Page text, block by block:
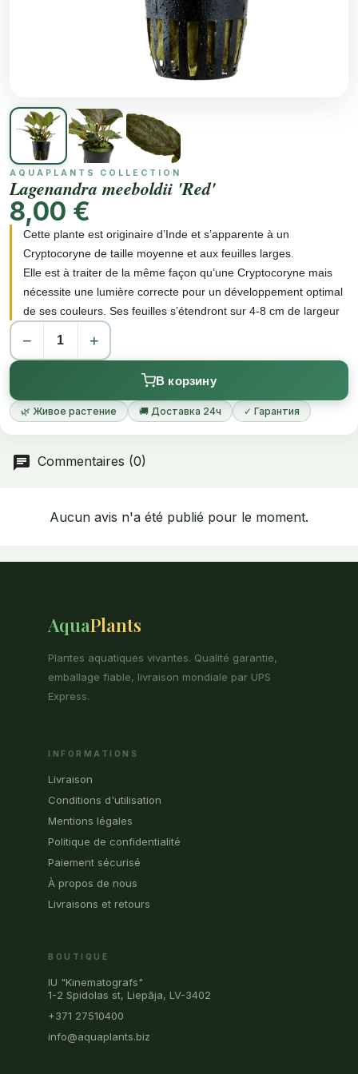
AQUAPLANTS COLLECTION
Lagenandra meeboldii 'Red'
8,00 €
Cette plante est originaire d’Inde et s’apparente à un
Cryptocoryne de taille moyenne et aux feuilles larges.
Elle est à traiter de la même façon qu’une Cryptocoryne mais
nécessite une lumière correcte pour un développement optimal
de ses couleurs. Ses feuilles s’étendront sur 4-8 cm de largeur
et 6-12 cm de longueur, il s’agit donc d’une plante assez
imposante. Les couleurs varieront, souvent sur la même feuille,
Les feuilles les plus récentes sont roses
− +
В корзину
🌿 Живое растение 🚚 Доставка 24ч ✓ Гарантия
Commentaires (0)
Aucun avis n'a été publié pour le moment.
AquaPlants
Plantes aquatiques vivantes. Qualité garantie,
emballage fiable, livraison mondiale par UPS
Express.
INFORMATIONS
Livraison
Conditions d'utilisation
Mentions légales
Politique de confidentialité
Paiement sécurisé
À propos de nous
Livraisons et retours
BOUTIQUE
IU "Kinematografs"
1-2 Spidolas st, Liepāja, LV-3402
+371 27510400
info@aquaplants.biz